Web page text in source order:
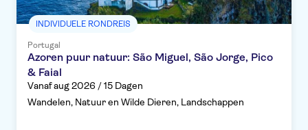
INDIVIDUELE RONDREIS
Portugal
Azoren puur natuur: São Miguel, São Jorge, Pico
& Faial
Vanaf aug 2026 / 15 Dagen
Wandelen, Natuur en Wilde Dieren, Landschappen